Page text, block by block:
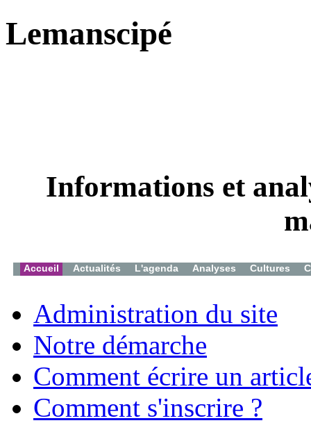
Lemanscipé
Informations et
Accueil Actualités L'agenda Analyses Cultures
Administration du site
Notre démarche
Comment écrire un
Comment s'inscrire ?